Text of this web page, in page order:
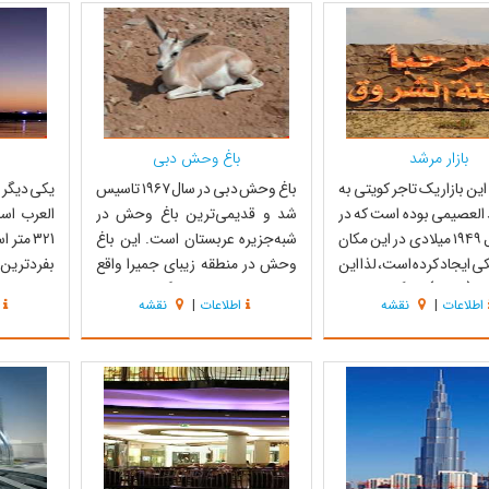
دارای بیش
و سفره‌ماهی است و
این بازارها نه تنها به خاطر خرید و
فروش و تجارت، بلکه به...
است. در
لباس و
بازار مرشد
بازار یک تاجر کویتى به
العصیمی بوده است که در
أوایل سال ۱۹۴۹ میلادی در این مکان
ایجاد کرده است، لذا این
(مرشد) نامگذاری شده
سمت میدان جمال
که به طرف غرب حرکت
خیابان سبخه می‌رسیم.
که بصورت تقریبا
اطلاعات | نقشه
باغ وحش دبی
باغ وحش دبی در سال ۱۹۶۷ تاسیس
شد و قدیمی‌ترین باغ وحش در
شبه‌جزیره عربستان است. این باغ
وحش در منطقه زیبای جمیرا واقع
شده است. در اینجا از گونه‌های نادر
شامپانزه و گربه وحشی عربی
نگهداری می‌شود. تقریباً در حدود
۲۰۰ گونه از پستانداران، پرندگان،
خزندگان و ماهی‌ها در این باغ
وحش زندگی ...
اطلاعات | نقشه
یکی
العرب
321
متری
که فقط
شهر
نماد